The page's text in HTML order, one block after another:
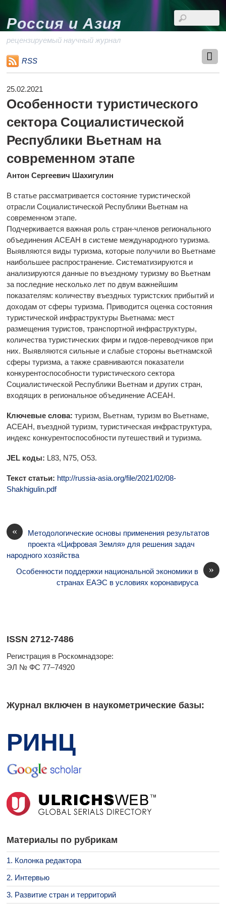
Россия и Азия
рецензируемый научный журнал
RSS
25.02.2021
Особенности туристического
сектора Социалистической
Республики Вьетнам на
современном этапе
Антон Сергеевич Шахигулин
В статье рассматривается состояние туристической
отрасли Социалистической Республики Вьетнам на
современном этапе.
Подчеркивается важная роль стран-членов регионального
объединения АСЕАН в системе международного туризма.
Выявляются виды туризма, которые получили во Вьетнаме
наибольшее распространение. Систематизируются и
анализируются данные по въездному туризму во Вьетнам
за последние несколько лет по двум важнейшим
показателям: количеству въездных туристских прибытий и
доходам от сферы туризма. Приводится оценка состояния
туристической инфраструктуры Вьетнама: мест
размещения туристов, транспортной инфраструктуры,
количества туристических фирм и гидов-переводчиков при
них. Выявляются сильные и слабые стороны вьетнамской
сферы туризма, а также сравниваются показатели
конкурентоспособности туристического сектора
Социалистической Республики Вьетнам и других стран,
входящих в региональное объединение АСЕАН.
Ключевые слова: туризм, Вьетнам, туризм во Вьетнаме,
АСЕАН, въездной туризм, туристическая инфраструктура,
индекс конкурентоспособности путешествий и туризма.
JEL коды: L83, N75, O53.
Текст статьи: http://russia-asia.org/file/2021/02/08-
Shakhigulin.pdf
«
Методологические основы применения результатов
проекта «Цифровая Земля» для решения задач
народного хозяйства
»
Особенности поддержки национальной экономики в
странах ЕАЭС в условиях коронавируса
ISSN 2712-7486
Регистрация в Роскомнадзоре:
ЭЛ № ФС 77–74920
Журнал включен в наукометрические базы:
РИНЦ
Материалы по рубрикам
1. Колонка редактора
2. Интервью
3. Развитие стран и территорий